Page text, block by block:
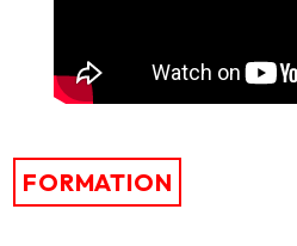
FORMATION